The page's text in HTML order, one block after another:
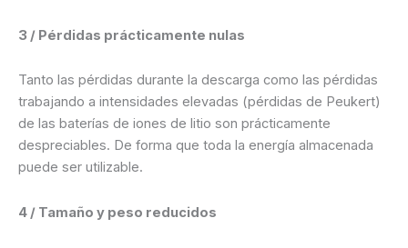
3 / Pérdidas prácticamente nulas
Tanto las pérdidas durante la descarga como las pérdidas
trabajando a intensidades elevadas (pérdidas de Peukert)
de las baterías de iones de litio son prácticamente
despreciables. De forma que toda la energía almacenada
puede ser utilizable.
4 / Tamaño y peso reducidos